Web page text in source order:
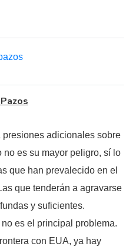
presiones adicionales sobre
no es su mayor peligro, sí lo
que han prevalecido en el
que tenderán a agravarse
y suficientes.
es el principal problema.
con EUA, ya hay